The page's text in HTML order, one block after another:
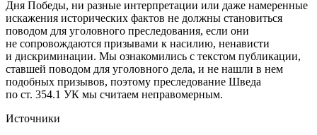
Дня Победы, ни разные интерпретации или даже намеренные
искажения исторических фактов не должны становиться
поводом для уголовного преследования, если они
не сопровождаются призывами к насилию, ненависти
и дискриминации. Мы ознакомились с текстом публикации,
ставшей поводом для уголовного дела, и не нашли в нем
подобных призывов, поэтому преследование Шведа
по ст. 354.1 УК мы считаем неправомерным.
Источники